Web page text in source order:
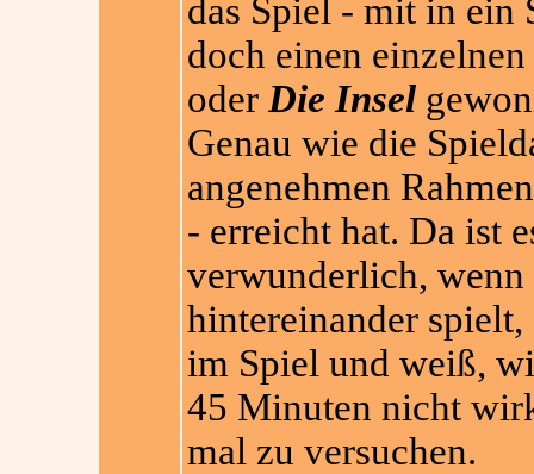
das Spiel - mit in ein
doch einen
oder Die Insel
Genau wie die
angenehmen
- erreicht hat. Da ist
verwunderlich,
hintereinander spielt,
im Spiel und weiß,
45 Minuten nicht
mal zu versuchen.